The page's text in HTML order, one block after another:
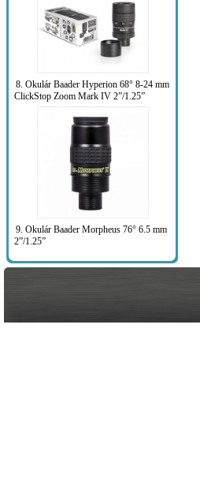
8. Okulár Baader Hyperion 68° 8-24 mm
ClickStop Zoom Mark IV 2”/1.25”
9. Okulár Baader Morpheus 76° 6.5 mm
2”/1.25”